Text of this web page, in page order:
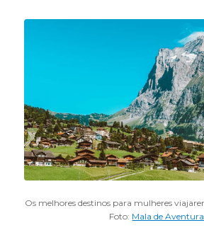
Os melhores destinos para mulheres
Foto: Mala de